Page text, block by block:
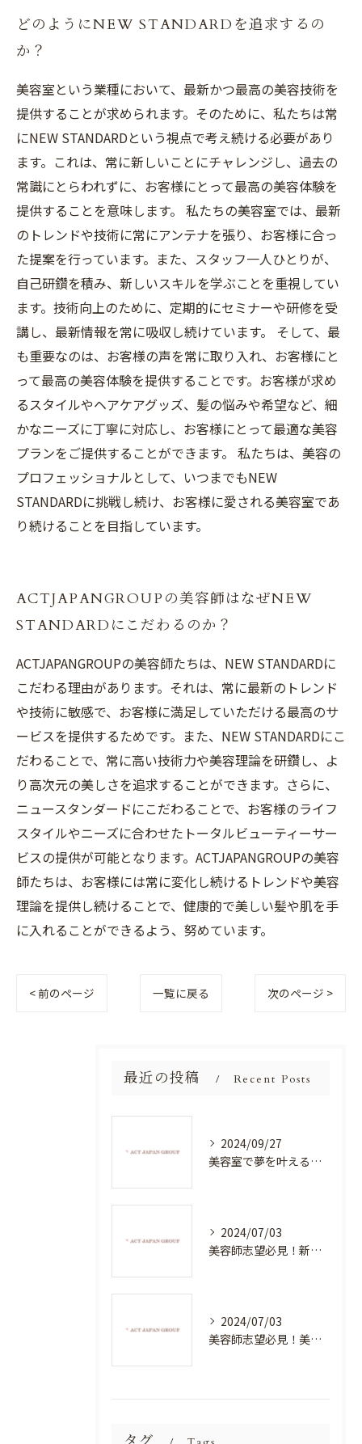
どのようにNEW STANDARDを追求するの
か？
美容室という業種において、最新かつ最高の美容技術を
提供することが求められます。そのために、私たちは常
にNEW STANDARDという視点で考え続ける必要があり
ます。これは、常に新しいことにチャレンジし、過去の
常識にとらわれずに、お客様にとって最高の美容体験を
提供することを意味します。 私たちの美容室では、最新
のトレンドや技術に常にアンテナを張り、お客様に合っ
た提案を行っています。また、スタッフ一人ひとりが、
自己研鑽を積み、新しいスキルを学ぶことを重視してい
ます。技術向上のために、定期的にセミナーや研修を受
講し、最新情報を常に吸収し続けています。 そして、最
も重要なのは、お客様の声を常に取り入れ、お客様にと
って最高の美容体験を提供することです。お客様が求め
るスタイルやヘアケアグッズ、髪の悩みや希望など、細
かなニーズに丁寧に対応し、お客様にとって最適な美容
プランをご提供することができます。 私たちは、美容の
プロフェッショナルとして、いつまでもNEW
STANDARDに挑戦し続け、お客様に愛される美容室であ
り続けることを目指しています。
ACTJAPANGROUPの美容師はなぜNEW
STANDARDにこだわるのか？
ACTJAPANGROUPの美容師たちは、NEW STANDARDに
こだわる理由があります。それは、常に最新のトレンド
や技術に敏感で、お客様に満足していただける最高のサ
ービスを提供するためです。また、NEW STANDARDにこ
だわることで、常に高い技術力や美容理論を研鑽し、よ
り高次元の美しさを追求することができます。さらに、
ニュースタンダードにこだわることで、お客様のライフ
スタイルやニーズに合わせたトータルビューティーサー
ビスの提供が可能となります。ACTJAPANGROUPの美容
師たちは、お客様には常に変化し続けるトレンドや美容
理論を提供し続けることで、健康的で美しい髪や肌を手
に入れることができるよう、努めています。
< 前のページ 一覧に戻る 次のページ >
最近の投稿 Recent Posts
2024/09/27
美容室で夢を叶える！自分を磨く新たなチャンス
2024/07/03
美容師志望必見！新たな価値を創造する美容室でハイレベルな技術を学べる環境
2024/07/03
美容師志望必見！美容室NEWSTANDARDで最高のスキルアップを目指そう！